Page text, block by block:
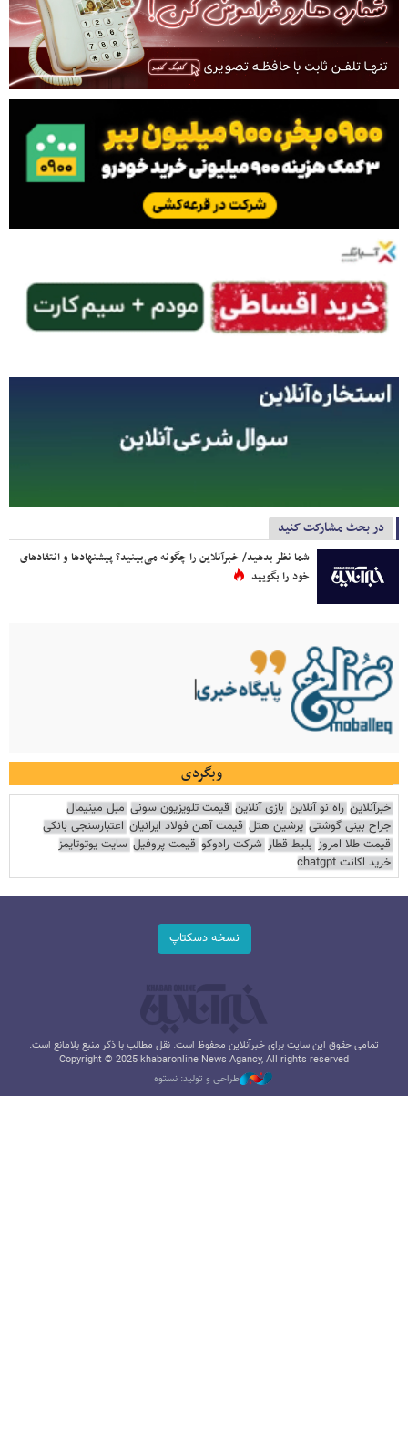
در بحث مشارکت کنید
شما نظر بدهید/ خبرآنلاین را چگونه می‌بینید؟ پیشنهادها و انتقادهای
خود را بگویید
وبگردی
خبرآنلاین راه نو آنلاین بازی آنلاین قیمت تلویزیون سونی مبل مینیمال
جراح بینی گوشتی پرشین هتل قیمت آهن فولاد ایرانیان اعتبارسنجی بانکی
قیمت طلا امروز بلیط قطار شرکت رادوکو قیمت پروفیل سایت یوتوتایمز
خرید اکانت chatgpt
نسخه دسکتاپ
تمامی حقوق این سایت برای خبرآنلاین محفوظ است. نقل مطالب با ذکر منبع بلامانع است.
Copyright © 2025 khabaronline News Agancy, All rights reserved
طراحی و تولید: نستوه